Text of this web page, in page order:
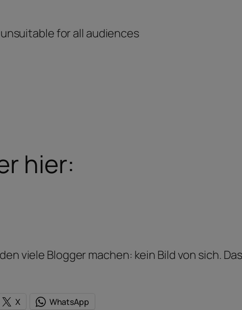
unsuitable for all audiences
hier:
viele Blogger machen: kein Bild von sich.
X WhatsApp